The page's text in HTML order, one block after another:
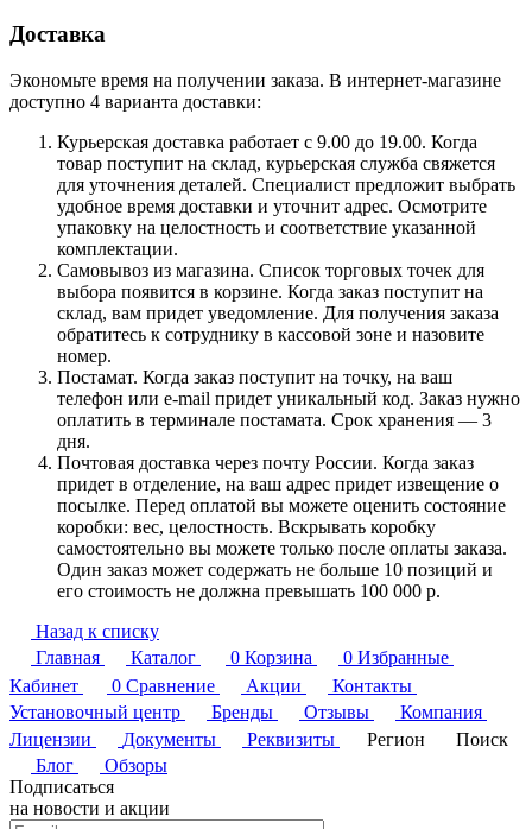
Доставка
Экономьте время на получении заказа. В интернет-магазине
доступно 4 варианта доставки:
Курьерская доставка работает с 9.00 до 19.00. Когда
товар поступит на склад, курьерская служба свяжется
для уточнения деталей. Специалист предложит выбрать
удобное время доставки и уточнит адрес. Осмотрите
упаковку на целостность и соответствие указанной
комплектации.
Самовывоз из магазина. Список торговых точек для
выбора появится в корзине. Когда заказ поступит на
склад, вам придет уведомление. Для получения заказа
обратитесь к сотруднику в кассовой зоне и назовите
номер.
Постамат. Когда заказ поступит на точку, на ваш
телефон или e-mail придет уникальный код. Заказ нужно
оплатить в терминале постамата. Срок хранения — 3
дня.
Почтовая доставка через почту России. Когда заказ
придет в отделение, на ваш адрес придет извещение о
посылке. Перед оплатой вы можете оценить состояние
коробки: вес, целостность. Вскрывать коробку
самостоятельно вы можете только после оплаты заказа.
Один заказ может содержать не больше 10 позиций и
его стоимость не должна превышать 100 000 р.
Назад к списку
Главная
Каталог 0 Корзина 0 Избранные
Кабинет
0 Сравнение Акции
Контакты
Установочный центр
Бренды Отзывы
Компания
Лицензии
Документы Реквизиты Регион
Поиск
Блог
Обзоры
Подписаться
на новости и акции